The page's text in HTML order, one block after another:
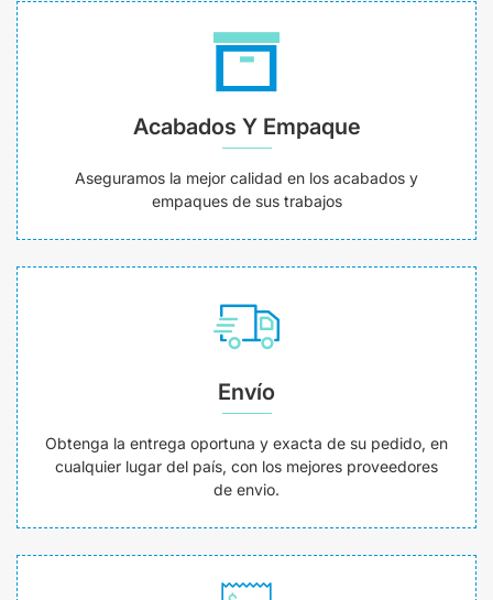
Acabados Y Empaque
Aseguramos la mejor calidad en los acabados y
empaques de sus trabajos
Envío
Obtenga la entrega oportuna y exacta de su pedido, en
cualquier lugar del país, con los mejores proveedores
de envio.